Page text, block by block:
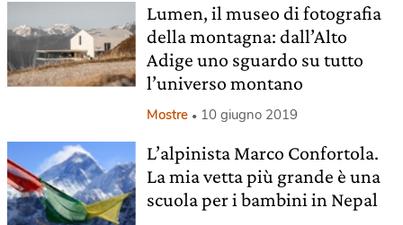
Lumen, il museo di fotografia
della montagna: dall’Alto
Adige uno sguardo su tutto
l’universo montano
Mostre 10 giugno 2019
L’alpinista Marco Confortola.
La mia vetta più grande è una
scuola per i bambini in Nepal